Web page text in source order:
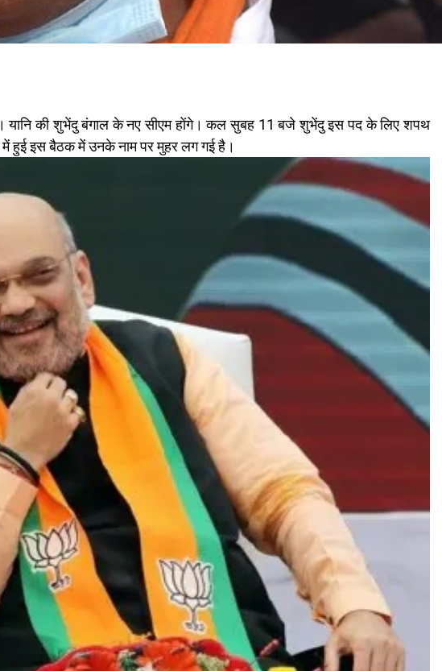
यानि की शुभेंदु बंगाल के नए सीएम होंगे। कल सुबह 11 बजे शुभेंदु इस पद के लिए शपथ
में हुई इस बैठक में उनके नाम पर मुहर लग गई है।